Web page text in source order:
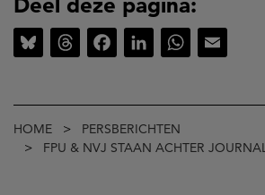
Bluesky ThreadsFacebookLinkedInWhatsApp
Kruimelpad
HOME
PERSBERICHTEN
FPU & NVJ STAAN ACHTER